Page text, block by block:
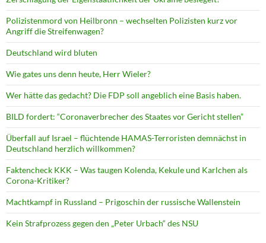
Polizistenmord von Heilbronn – wechselten Polizisten kurz vor
Angriff die Streifenwagen?
Deutschland wird bluten
Wie gates uns denn heute, Herr Wieler?
Wer hätte das gedacht? Die FDP soll angeblich eine Basis haben.
BILD fordert: “Coronaverbrecher des Staates vor Gericht stellen”
Überfall auf Israel – flüchtende HAMAS-Terroristen demnächst in
Deutschland herzlich willkommen?
Faktencheck KKK – Was taugen Kolenda, Kekule und Karlchen als
Corona-Kritiker?
Machtkampf in Russland – Prigoschin der russische Wallenstein
Kein Strafprozess gegen den „Peter Urbach“ des NSU